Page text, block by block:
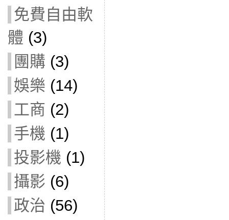
免費自由軟
體 (3)
團購 (3)
娛樂 (14)
工商 (2)
手機 (1)
投影機 (1)
攝影 (6)
政治 (56)